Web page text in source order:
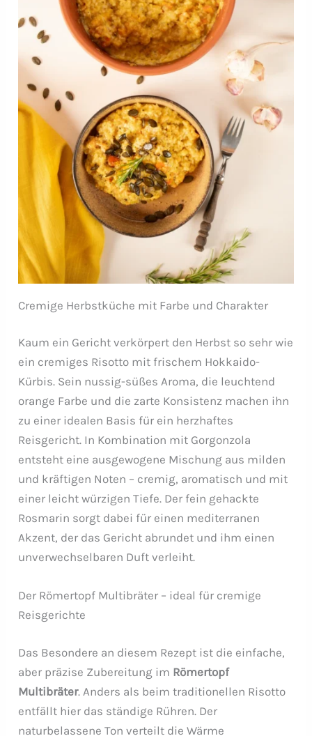
Cremige Herbstküche mit Farbe und Charakter
Kaum ein Gericht verkörpert den Herbst so sehr wie
ein cremiges Risotto mit frischem Hokkaido-
Kürbis. Sein nussig-süßes Aroma, die leuchtend
orange Farbe und die zarte Konsistenz machen ihn
zu einer idealen Basis für ein herzhaftes
Reisgericht. In Kombination mit Gorgonzola
entsteht eine ausgewogene Mischung aus milden
und kräftigen Noten – cremig, aromatisch und mit
einer leicht würzigen Tiefe. Der fein gehackte
Rosmarin sorgt dabei für einen mediterranen
Akzent, der das Gericht abrundet und ihm einen
unverwechselbaren Duft verleiht.
Der Römertopf Multibräter – ideal für cremige
Reisgerichte
Das Besondere an diesem Rezept ist die einfache,
aber präzise Zubereitung im Römertopf
Multibräter. Anders als beim traditionellen Risotto
entfällt hier das ständige Rühren. Der
naturbelassene Ton verteilt die Wärme